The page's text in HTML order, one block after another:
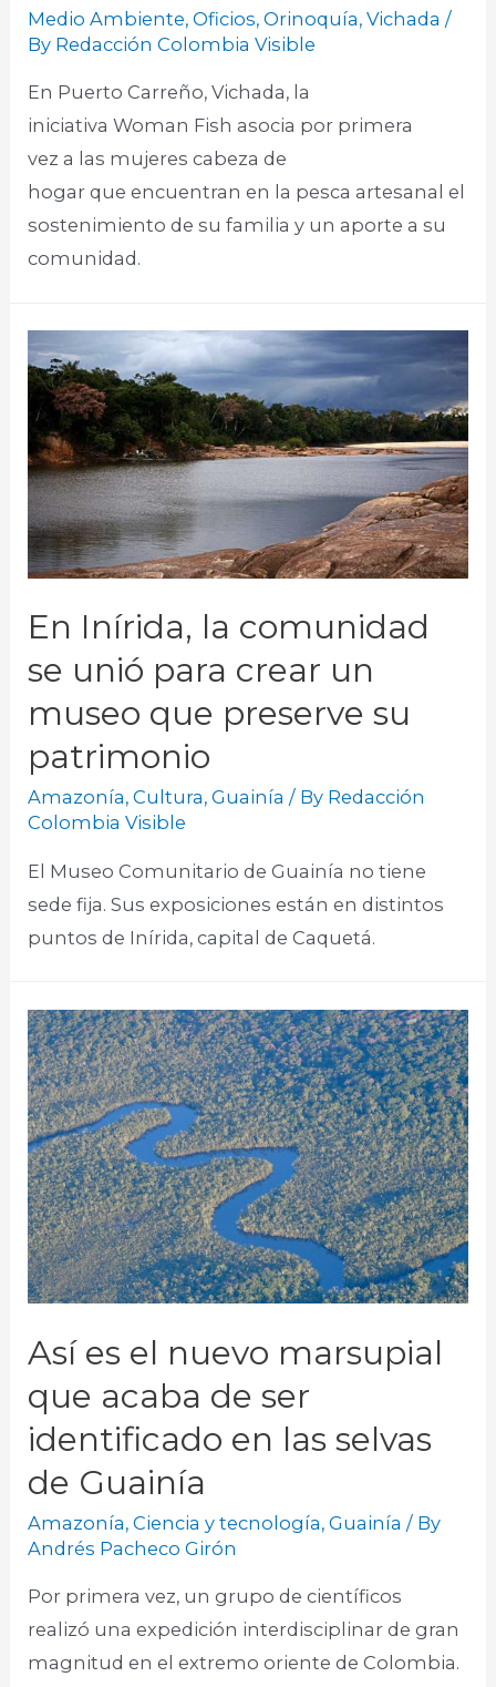
Medio Ambiente,Oficios,Orinoquía,Vichada /
By Redacción Colombia Visible
En Puerto Carreño, Vichada, la
iniciativa Woman Fish asocia por primera
vez a las mujeres cabeza de
hogar que encuentran en la pesca artesanal el
sostenimiento de su familia y un aporte a su
comunidad.
En Inírida, la comunidad
se unió para crear un
museo que preserve su
patrimonio
Amazonía,Cultura,Guainía / By Redacción
Colombia Visible
El Museo Comunitario de Guainía no tiene
sede fija. Sus exposiciones están en distintos
puntos de Inírida, capital de Caquetá.
Así es el nuevo marsupial
que acaba de ser
identificado en las selvas
de Guainía
Amazonía,Ciencia y tecnología,Guainía / By
Andrés Pacheco Girón
Por primera vez, un grupo de científicos
realizó una expedición interdisciplinar de gran
magnitud en el extremo oriente de Colombia.